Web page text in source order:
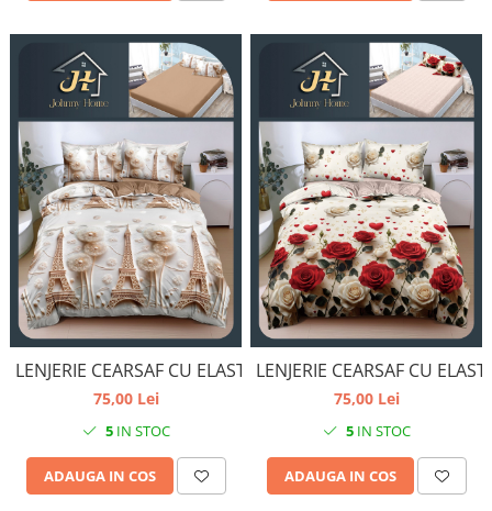
LENJERIE CEARSAF CU ELASTIC
75,00 Lei
5IN STOC
ADAUGA IN COS
LENJERIE CEARSAF CU
75,00 Lei
5IN STOC
ADAUGA IN COS